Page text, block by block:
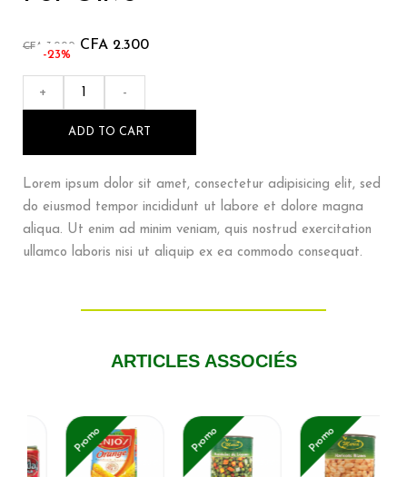
CFA 3.000 CFA 2.300
-23%
+ -
ADD TO CART
Lorem ipsum dolor sit amet, consectetur adipisicing elit, sed
do eiusmod tempor incididunt ut labore et dolore magna
aliqua. Ut enim ad minim veniam, quis nostrud exercitation
ullamco laboris nisi ut aliquip ex ea commodo consequat.
ARTICLES ASSOCIÉS
Promo Promo Promo